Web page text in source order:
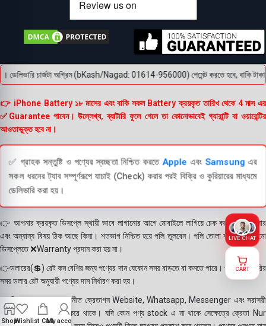
ডেলিভারি চার্জটা অগ্রিম (bKash/Nagad: 01614-956000) পেমেন্ট করতে হবে, বাকি
👉 iPhone Battery ১৮ মাসের এবং বাকি সকল Battery ক্রয়কৃত তারিখ থেকে 4 মাস এর
✅Guarantee পাবেন। উল্লেখ্য, ব্যাটারি ফুলে গেলে তা কোনোভাবেই গ্যারান্টি বা ওয়ারেন্টির
আওতাভুক্ত হবে না।
✅ গ্রাহক সন্তুষ্টি ও পণ্যের স্বচ্ছতা নিশ্চিত করতে Apple এবংSamsung এর
সকল ধরনের ট্যাব সম্পূর্ণরূপে যাচাই (Check) করার পরই বিক্রি ও কুরিয়ারের মাধ্যমে
ডেলিভারি করা হয়।
👉 আপনার ক্রয়কৃত ডিসপ্লে স্থায়ী ভাবে লাগানোর আগে মোবাইলে লাগিয়ে চেক করে নিবেন কালার
এবং অন্যান্য বিষয় ঠিক আছে কিনা। শতভাগ নিশ্চিত হয়ে পলি তুলবেন। পলি তোলা বা আঠা লাগানো
ডিসপ্লেতে ❌Warranty প্রদান করা হয় না।
👉ডলারের(💲) রেট কম বেশির জন্য পণ্যের দাম যেকোন সময় বাড়তে বা কমতে পারে। পণ্য ডেলিভারির
সময় ডলার রেট অনুযায়ী পণ্যের দাম নির্ধারণ করা হয়।
👉বিঃ দ্রঃ- আমাদের সম্মানীত ক্রেতাগন Website, Whatsapp, Messenger এবং সরাসরী
ফোন করে পণ্য Order করে থাকে। যদি কোন পণ্য stock এ না থাকে সেক্ষেত্রে ক্রেতা Nur
ShopWishlist CartMy account
LIVE CHAT
CART